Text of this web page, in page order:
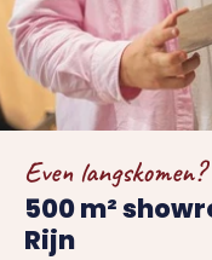
Even langskomen?
500 m²
Rijn